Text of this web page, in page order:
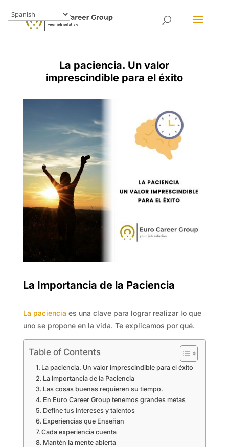
La paciencia. Un valor
imprescindible para el éxito
La Importancia de la Paciencia
La paciencia es una clave para lograr realizar lo que
uno se propone en la vida. Te explicamos por qué.
Table of Contents
La paciencia. Un valor imprescindible para el éxito
La Importancia de la Paciencia
Las cosas buenas requieren su tiempo.
En Euro Career Group tenemos grandes metas
Define tus intereses y talentos
Experiencias que Enseñan
Cada experiencia cuenta
Mantén la mente abierta